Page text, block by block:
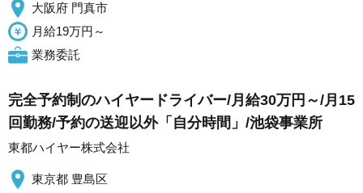
大阪府 門真市
月給19万円～
業務委託
完全予約制のハイヤードライバー/月給30万円～/月15
回勤務/予約の送迎以外「自分時間」/池袋事業所
東都ハイヤー株式会社
東京都 豊島区